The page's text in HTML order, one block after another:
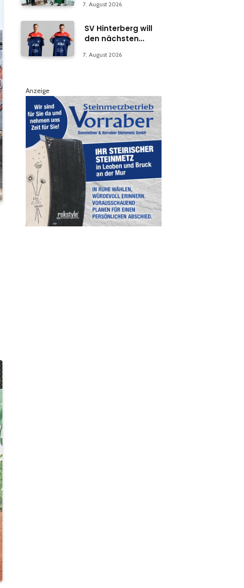
Abteilung in Bruck
7. August 2026
SV Hinterberg will
den nächsten
7. August 2026
Anzeige